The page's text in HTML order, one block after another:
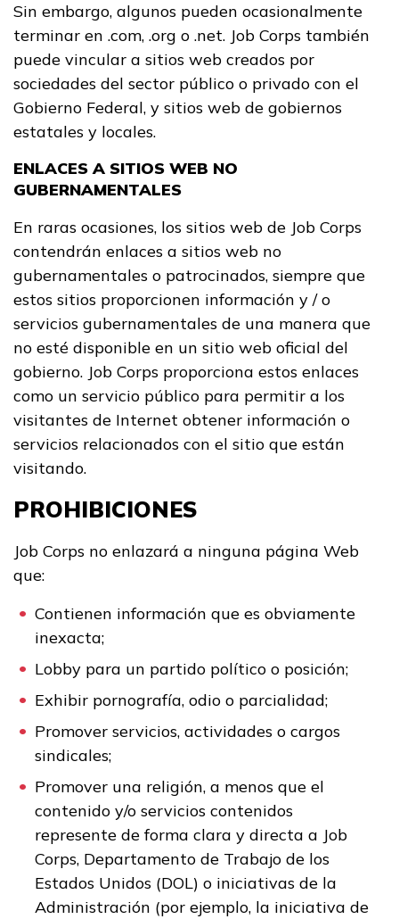
Sin embargo, algunos pueden ocasionalmente
terminar en .com, .org o .net. Job Corps también
puede vincular a sitios web creados por
sociedades del sector público o privado con el
Gobierno Federal, y sitios web de gobiernos
estatales y locales.
ENLACES A SITIOS WEB NO
GUBERNAMENTALES
En raras ocasiones, los sitios web de Job Corps
contendrán enlaces a sitios web no
gubernamentales o patrocinados, siempre que
estos sitios proporcionen información y / o
servicios gubernamentales de una manera que
no esté disponible en un sitio web oficial del
gobierno. Job Corps proporciona estos enlaces
como un servicio público para permitir a los
visitantes de Internet obtener información o
servicios relacionados con el sitio que están
visitando.
PROHIBICIONES
Job Corps no enlazará a ninguna página Web
que:
Contienen información que es obviamente
inexacta;
Lobby para un partido político o posición;
Exhibir pornografía, odio o parcialidad;
Promover servicios, actividades o cargos
sindicales;
Promover una religión, a menos que el
contenido y/o servicios contenidos
represente de forma clara y directa a Job
Corps, Departamento de Trabajo de los
Estados Unidos (DOL) o iniciativas de la
Administración (por ejemplo, la iniciativa de